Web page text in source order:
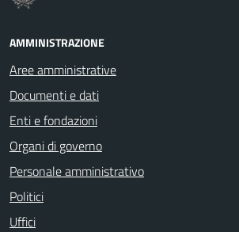
AMMINISTRAZIONE
Aree amministrative
Documenti e dati
Enti e fondazioni
Organi di governo
Personale amministrativo
Politici
Uffici